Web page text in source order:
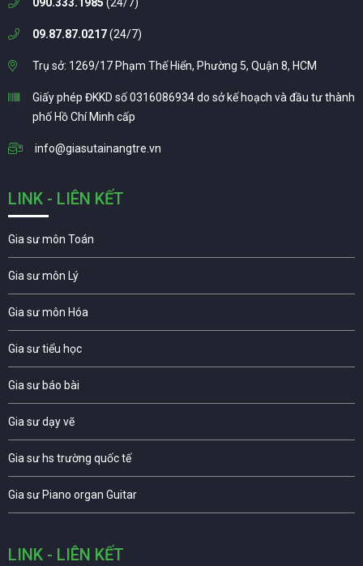
090.333.1985 (24/7)
09.87.87.0217(24/7)
Trụ sở: 1269/17 Phạm Thế Hiển, Phường 5, Quận 8, HCM
Giấy phép ĐKKD số 0316086934 do sở kế hoạch và đầu tư thành
phố Hồ Chí Minh cấp
info@giasutainangtre.vn
LINK - LIÊN KẾT
Gia sư môn Toán
Gia sư môn Lý
Gia sư môn Hóa
Gia sư tiểu học
Gia sư báo bài
Gia sư dạy vẽ
Gia sư hs trường quốc tế
Gia sư Piano organ Guitar
LINK - LIÊN KẾT